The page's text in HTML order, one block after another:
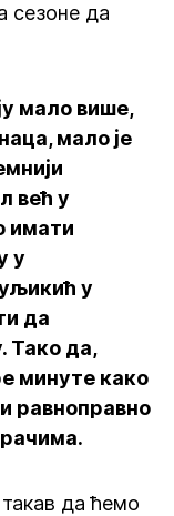
сезоне да
мало више,
мало је
већ у
имати
у
у
да
Тако да,
минуте како
равноправно
да ћемо